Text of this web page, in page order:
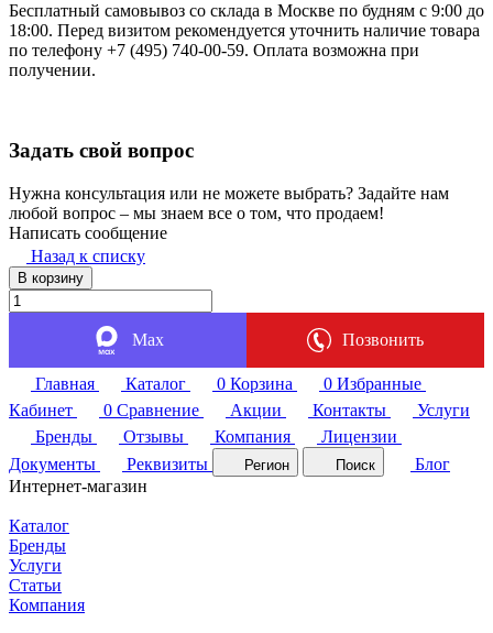
Бесплатный самовывоз со склада в Москве по будням с 9:00 до
18:00. Перед визитом рекомендуется уточнить наличие товара
по телефону +7 (495) 740-00-59. Оплата возможна при
получении.
Задать свой вопрос
Нужна консультация или не можете выбрать? Задайте нам
любой вопрос – мы знаем все о том, что продаем!
Написать сообщение
Назад к списку
В корзину
Max Позвонить
Главная Каталог 0 Корзина 0 Избранные
Кабинет
0 Сравнение Акции Контакты
Услуги
Бренды
Отзывы Компания
Лицензии
Документы
Реквизиты Регион Поиск
Блог
Интернет-магазин
Каталог
Бренды
Услуги
Статьи
Компания